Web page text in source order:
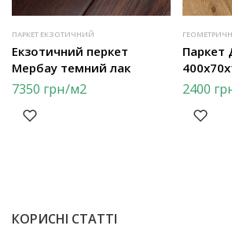
ПАРКЕТ ЕКЗОТИЧНИЙ
Екзотичний перкет
Мербау темний лак
7350 грн/м2
Паркет
2400
КОРИСНІ СТАТТІ